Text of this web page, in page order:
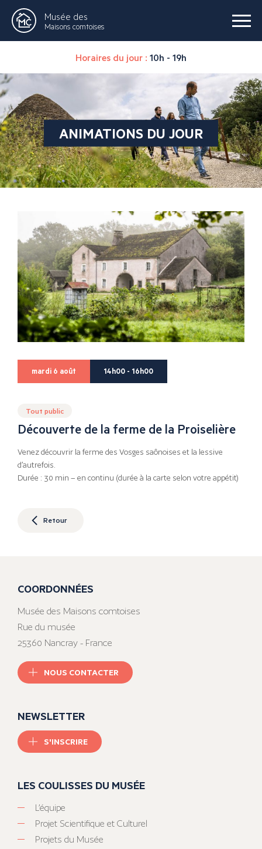
Musée des
Maisons comtoises
Horaires du jour : 10h - 19h
ANIMATIONS DU JOUR
mardi 6 août 14h00 - 16h00
Tout public
Découverte de la ferme de la Proiselière
Venez découvrir la ferme des Vosges saônoises et la lessive
d’autrefois.
Durée : 30 min – en continu (durée à la carte selon votre appétit)
Retour
COORDONNÉES
Musée des Maisons comtoises
Rue du musée
25360 Nancray - France
NOUS CONTACTER
NEWSLETTER
S'INSCRIRE
LES COULISSES DU MUSÉE
L’équipe
Projet Scientifique et Culturel
Projets du Musée